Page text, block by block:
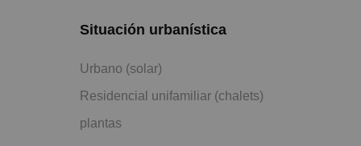
Situación urbanística
Urbano (solar)
Residencial unifamiliar (chalets)
plantas